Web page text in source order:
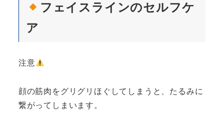
フェイスラインのセルフケ
ア
注意
顔の筋肉をグリグリほぐしてしまうと、たるみに
繋がってしまいます。